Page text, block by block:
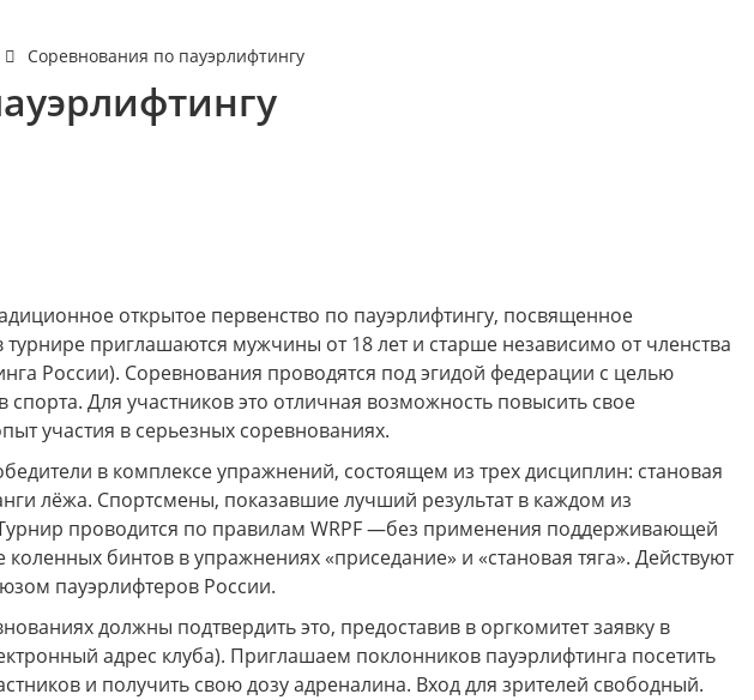
Соревнования по пауэрлифтингу
открытое первенство по пауэрлифтингу, посвященное
приглашаются мужчины от 18 лет и старше независимо от членства
России). Соревнования проводятся под эгидой федерации с целью
Для участников это отличная возможность повысить свое
участия в серьезных соревнованиях.
в комплексе упражнений, состоящем из трех дисциплин: становая
лёжа. Спортсмены, показавшие лучший результат в каждом из
проводится по правилам WRPF —без применения поддерживающей
бинтов в упражнениях «приседание» и «становая тяга». Действуют
пауэрлифтеров России.
должны подтвердить это, предоставив в оргкомитет заявку в
адрес клуба). Приглашаем поклонников пауэрлифтинга посетить
и получить свою дозу адреналина. Вход для зрителей свободный.